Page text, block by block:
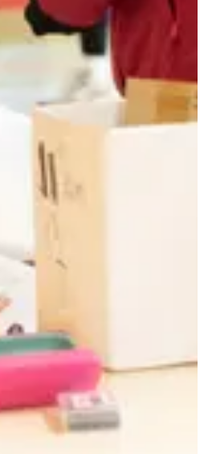
Voir le site web